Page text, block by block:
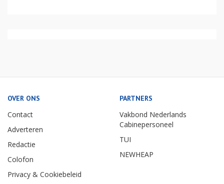
OVER ONS
Contact
Adverteren
Redactie
Colofon
Privacy & Cookiebeleid
PARTNERS
Vakbond Nederlands
Cabinepersoneel
TUI
NEWHEAP